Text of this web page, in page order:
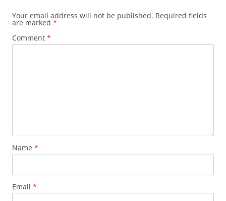
Your email address will not be published. Required fields
are marked *
Comment *
Name *
Email *